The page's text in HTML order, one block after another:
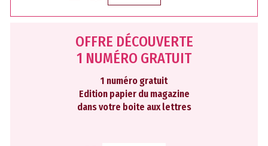
OFFRE DÉCOUVERTE
1 NUMÉRO GRATUIT
1 numéro gratuit
Edition papier du magazine
dans votre boite aux lettres